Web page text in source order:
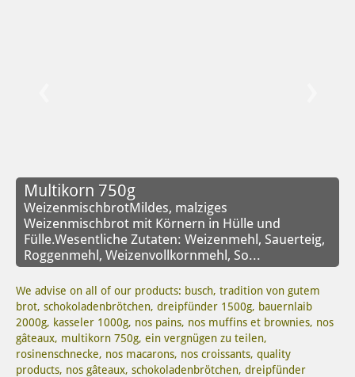
Multikorn 750g
WeizenmischbrotMildes, malziges
Weizenmischbrot mit Körnern in Hülle und
Fülle.Wesentliche Zutaten: Weizenmehl, Sauerteig,
Roggenmehl, Weizenvollkornmehl, So...
We advise on all of our products: busch, tradition von gutem
brot, schokoladenbrötchen, dreipfünder 1500g, bauernlaib
2000g, kasseler 1000g, nos pains, nos muffins et brownies, nos
gâteaux, multikorn 750g, ein vergnügen zu teilen,
rosinenschnecke, nos macarons, nos croissants, quality
products, nos gâteaux, schokoladenbrötchen, dreipfünder